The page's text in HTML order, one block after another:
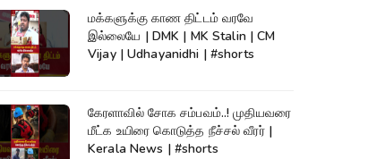
மக்களுக்கு காண திட்டம் வரவே
இல்லையே | DMK | MK Stalin | CM
Vijay | Udhayanidhi | #shorts
கேரளாவில் சோக சம்பவம்..! முதியவரை
மீட்க உயிரை கொடுத்த நீச்சல் வீரர் |
Kerala News | #shorts